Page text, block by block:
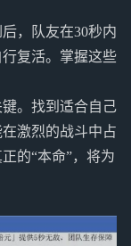
，队友在30秒内
复活。掌握这些
。找到适合自己
激烈的战斗中占
的“本命”，将为